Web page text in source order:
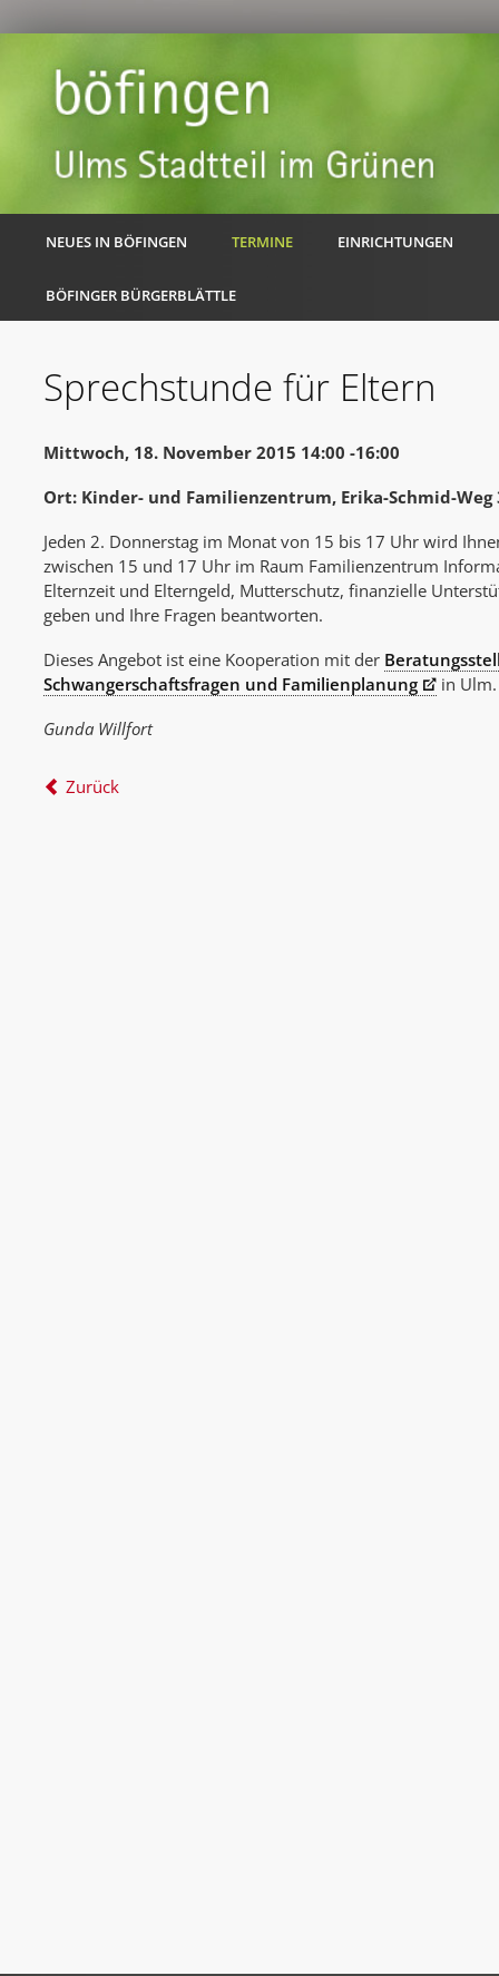
NEUES IN BÖFINGEN TERMINE EINRICHTUNGEN
BÖFINGER BÜRGERBLÄTTLE
Sprechstunde für Eltern
Mittwoch, 18. November 2015 14:00 -16:00
Ort: Kinder- und Familienzentrum, Erika-Schmid-Weg
Jeden 2. Donnerstag im Monat von 15 bis 17 Uhr wird
zwischen 15 und 17 Uhr im Raum Familienzentrum
Elternzeit und Elterngeld, Mutterschutz, finanzielle
geben und Ihre Fragen beantworten.
Dieses Angebot ist eine Kooperation mit der
Schwangerschaftsfragen und Familienplanung
in Ulm.
Gunda Willfort
Zurück